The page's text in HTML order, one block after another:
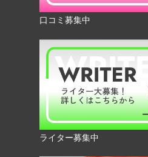
口コミ募集中
ライター募集中